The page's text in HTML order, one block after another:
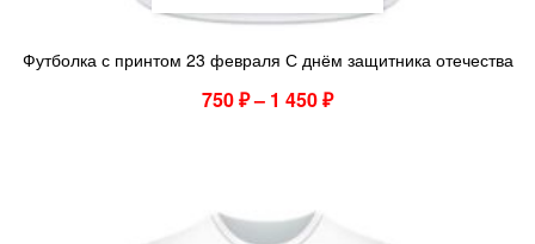
Футболка с принтом 23 февраля С днём защитника отечества
750₽– 1 450₽